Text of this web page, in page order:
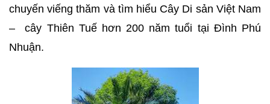
chuyến viếng thăm và tìm hiểu Cây Di sản Việt Nam
– cây Thiên Tuế hơn 200 năm tuổi tại Đình Phú
Nhuận.